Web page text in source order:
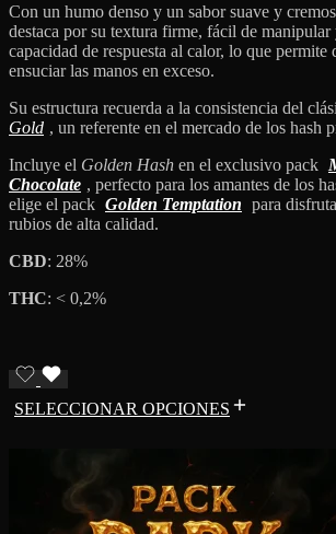
Con un humo denso y un sabor suave y
destaca por su textura firme, fácil de
capacidad de respuesta al calor, lo que permite
ensuciar las manos en exceso.
Su estructura recuerda a la consistencia del
Gold , un referente en el mercado de los hash
Incluye el Golden Hash en el exclusivo pack
Chocolate , perfecto para los amantes de los
elige el pack Golden Temptation para
rubios de alta calidad.
CBD: 28%
THC: < 0,2%
SELECCIONAR OPCIONES